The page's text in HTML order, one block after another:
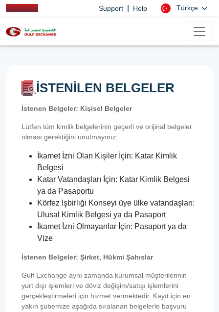
Support Help Türkçe
İSTENİLEN BELGELER
İstenen Belgeler: Kişisel Belgeler
Lütfen tüm kimlik belgelerinin geçerli ve orijinal belgeler
olması gerektiğini unutmayınız:
İkamet İzni Olan Kişiler İçin: Katar Kimlik
Belgesi
Katar Vatandaşları İçin: Katar Kimlik Belgesi
ya da Pasaportu
Körfez İşbirliği Konseyi üye ülke vatandaşları:
Ulusal Kimlik Belgesi ya da Pasaport
İkamet İzni Olmayanlar İçin: Pasaport ya da
Vize
İstenen Belgeler: Şirket, Hükmi Şahıslar
Gulf Exchange aynı zamanda kurumsal müşterilerinin
yurt dışı işlemleri ve döviz değişim/satışı işlemlerini
gerçekleştirmeleri için hizmet vermektedir. Kayıt için en
yakın şubemize aşağıda sıralanan belgelerle başvuru